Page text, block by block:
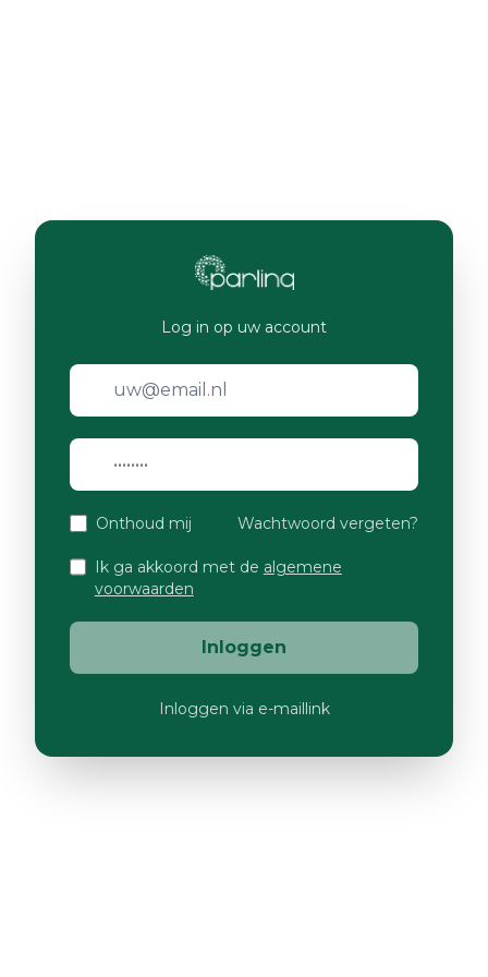
Log in op uw account
Onthoud mij Wachtwoord vergeten?
Ik ga akkoord met de algemene
voorwaarden
Inloggen
Inloggen via e-maillink